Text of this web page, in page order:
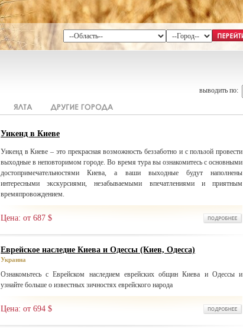
выводить по:
Уикенд в Киеве
Уикенд в Киеве – это прекрасная возможность беззаботно и с пользой провести
выходные в неповторимом городе. Во время тура вы ознакомитесь с основными
достопримечательностями Киева, а ваши выходные будут наполнены
интересными экскурсиями, незабываемыми впечатлениями и приятным
времяпровождением.
Цена: от 687 $
Еврейское наследие Киева и Одессы (Киев, Одесса)
Украина
Ознакомьтесь с Еврейском наследием еврейских общин Киева и Одессы и
узнайте больше о известных зичностях еврейского народа
Цена: от 694 $